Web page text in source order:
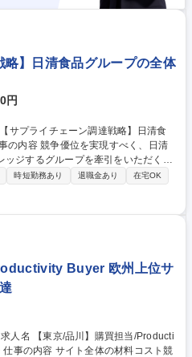
略】日清食品グループの全体
円
ジするグループを牽引をいただくポ
る調達の共同化戦略の企画･推進 ■他
同調達戦略の企画･推進 ■サプライ
戦略の企画･実行 ■ESG視点を取り入
･推進 ■物流分野におけるグループ
視化・分析による戦略立案 等 募集
】日清食品グループの全体の調達最適
時短勤務あり 退職金あり
在宅OK
Buyer 欧州上位サ